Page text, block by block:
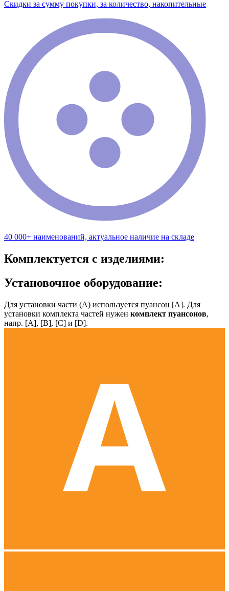
Скидки за сумму покупки, за количество, накопительные
40 000+ наименований, актуальное наличие на складе
Комплектуется с изделиями:
Установочное оборудование:
Для установки части (А) используется пуансон [А]. Для
установки комплекта частей нужен комплект пуансонов,
напр. [А], [B], [С] и [D].